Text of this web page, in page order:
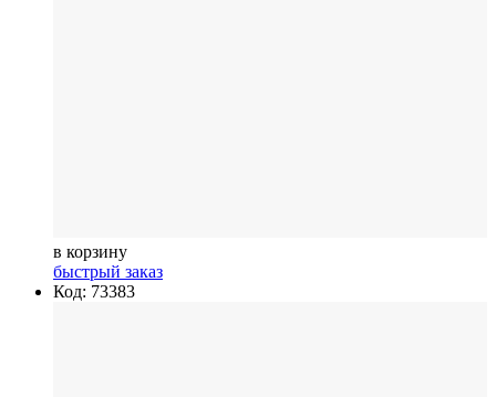
в корзину
быстрый заказ
Код: 73383